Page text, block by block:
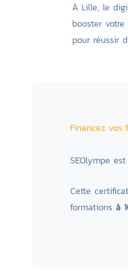
À Lille, le
booster
pour réussir
Financez vos
SEOlympe
Cette
formations à